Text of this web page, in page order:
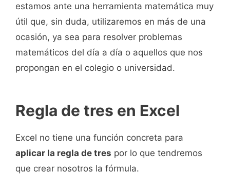
estamos ante una herramienta matemática muy
útil que, sin duda, utilizaremos en más de una
ocasión, ya sea para resolver problemas
matemáticos del día a día o aquellos que nos
propongan en el colegio o universidad.
Regla de tres en Excel
Excel no tiene una función concreta para
aplicar la regla de tres por lo que tendremos
que crear nosotros la fórmula.